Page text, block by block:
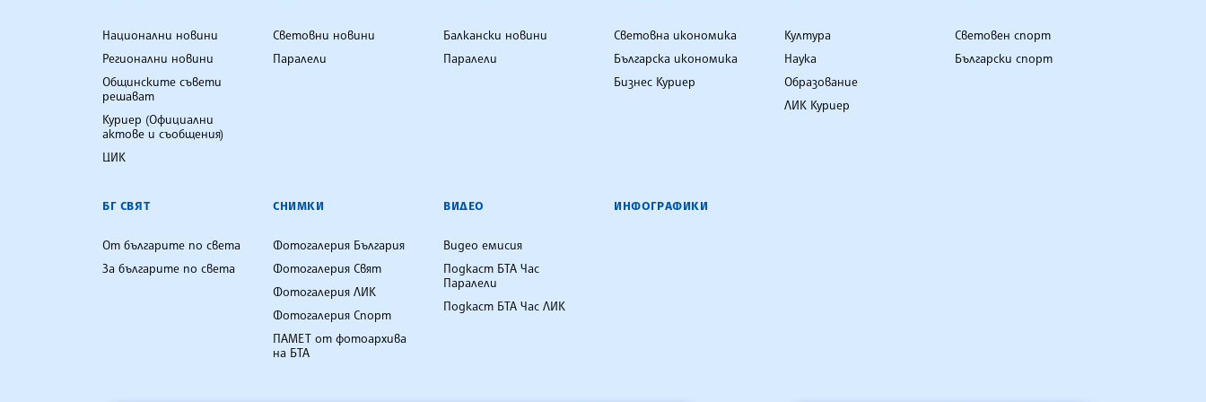
Национални новини
Регионални новини
Общинските съвети
решават
Куриер (Официални
актове и съобщения)
ЦИК
Световни новини
Паралели
Балкански новини
Паралели
Световна икономика
Българска икономика
Бизнес Куриер
Култура
Наука
Образование
ЛИК Куриер
Световен спорт
Български спорт
БГ СВЯТ
От българите по света
За българите по света
СНИМКИ
Фотогалерия България
Фотогалерия Свят
Фотогалерия ЛИК
Фотогалерия Спорт
ПАМЕТ от фотоархива
на БТА
ВИДЕО
Видео емисия
Подкаст БТА Час
Паралели
Подкаст БТА Час ЛИК
ИНФОГРАФИКИ